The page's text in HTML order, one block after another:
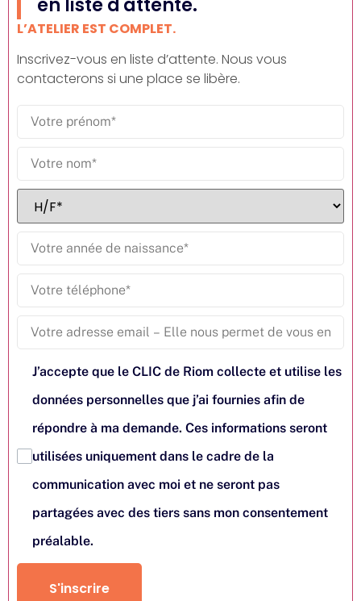
en liste d'attente.
L’ATELIER EST COMPLET.
Inscrivez-vous en liste d’attente. Nous vous
contacterons si une place se libère.
J’accepte que le CLIC de Riom collecte et utilise les
données personnelles que j’ai fournies afin de
répondre à ma demande. Ces informations seront
utilisées uniquement dans le cadre de la
communication avec moi et ne seront pas
partagées avec des tiers sans mon consentement
préalable.
S'inscrire